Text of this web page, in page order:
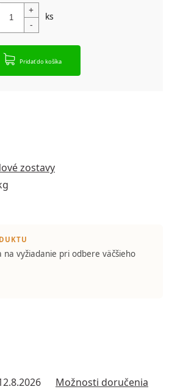
Možnosti doručenia
Pridať do košíka
zostavy
na vyžiadanie pri odbere väčšieho